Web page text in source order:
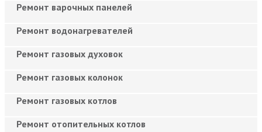
Ремонт варочных панелей
Ремонт водонагревателей
Ремонт газовых духовок
Ремонт газовых колонок
Ремонт газовых котлов
Ремонт отопительных котлов